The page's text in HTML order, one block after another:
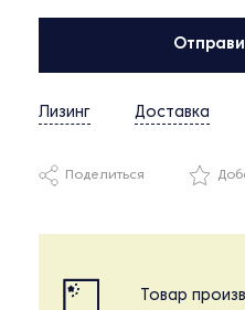
Лизинг Доставка
Поделиться
Товар